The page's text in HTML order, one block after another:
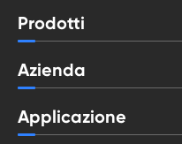
Prodotti
Azienda
Applicazione